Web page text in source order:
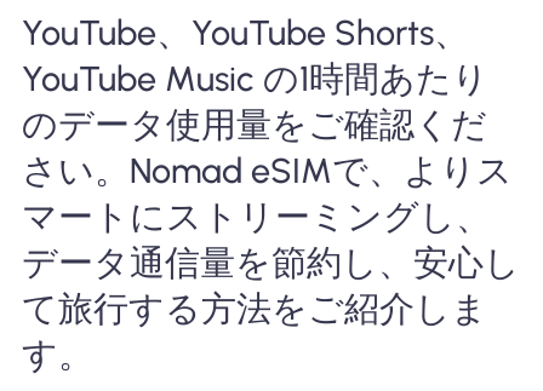
企業
YouTube、YouTube Shorts、
YouTube Music の1時間あたり
のデータ使用量をご確認くだ
さい。Nomad eSIMで、よりス
マートにストリーミングし、
データ通信量を節約し、安心し
て旅行する方法をご紹介しま
す。